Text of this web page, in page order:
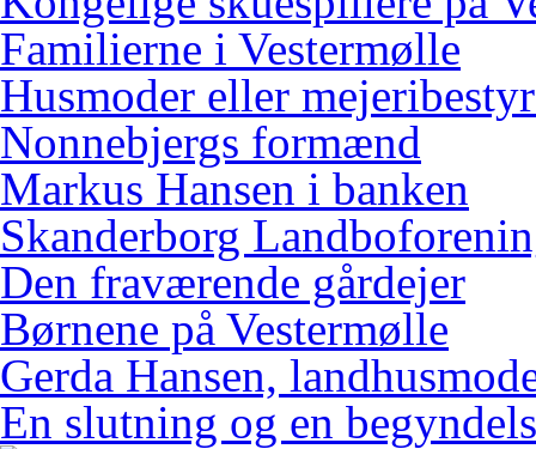
Familierne i Vestermølle
Husmoder eller
Nonnebjergs formænd
Markus Hansen i banken
Skanderborg
Den fraværende gårdejer
Børnene på Vestermølle
Gerda Hansen,
En slutning og en